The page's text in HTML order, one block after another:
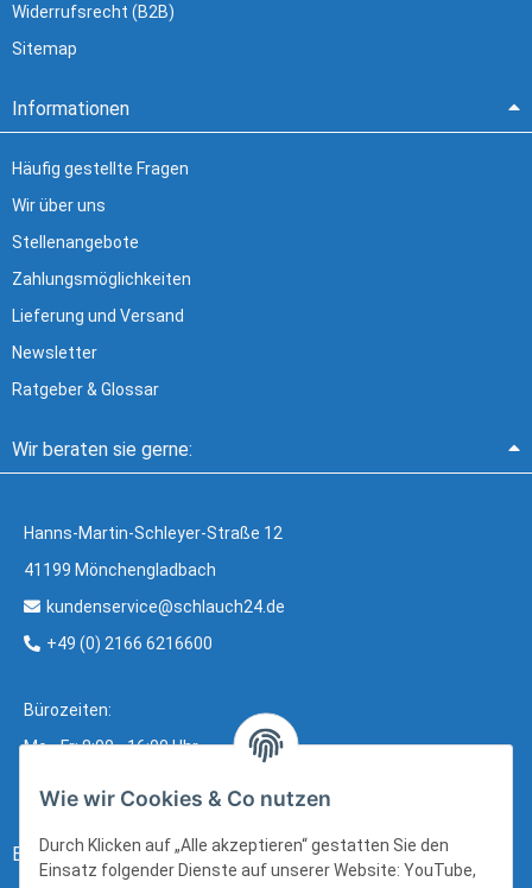
Widerrufsrecht (B2B)
Sitemap
Informationen
Häufig gestellte Fragen
Wir über uns
Stellenangebote
Zahlungsmöglichkeiten
Lieferung und Versand
Newsletter
Ratgeber & Glossar
Wir beraten sie gerne:
Hanns-Martin-Schleyer-Straße 12
41199 Mönchengladbach
kundenservice@schlauch24.de
+49 (0) 2166 6216600
Bürozeiten:
Mo - Fr: 8:00 - 16:00 Uhr
Bezahlung:
Wie wir Cookies & Co nutzen
Durch Klicken auf „Alle akzeptieren“ gestatten Sie den
Einsatz folgender Dienste auf unserer Website: YouTube,